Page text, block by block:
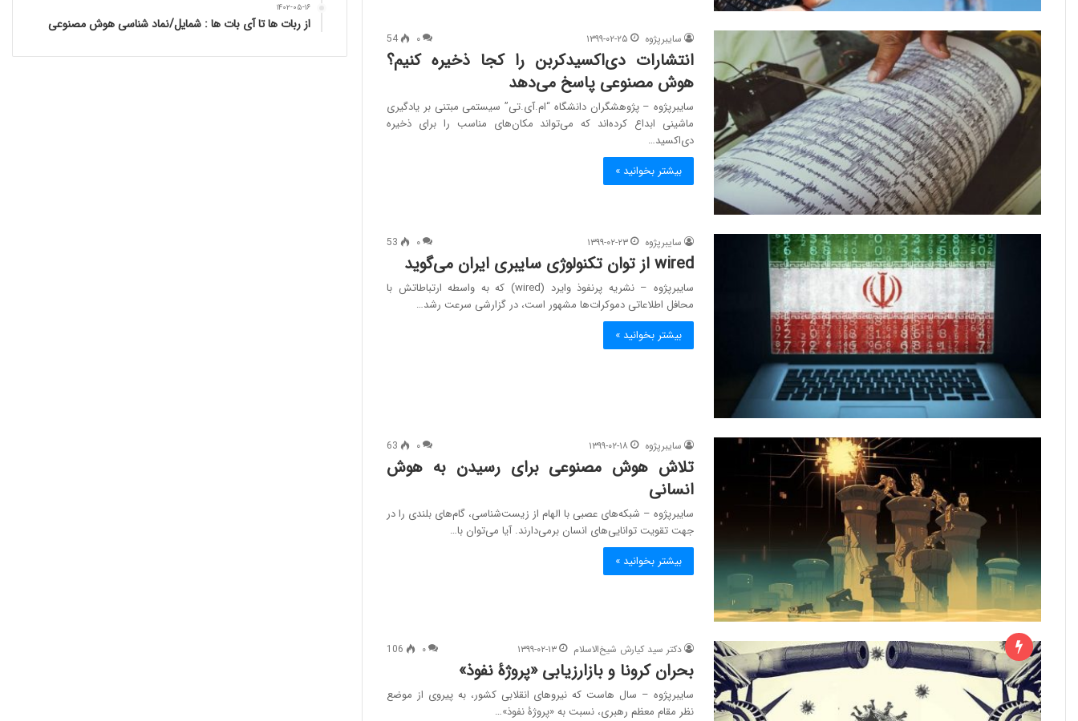
سایبرپژوه ۱۳۹۹-۰۲-۲۵ ۰ 54
انتشارات دی‌اکسید‌کربن را کجا ذخیره کنیم؟
هوش مصنوعی پاسخ می‌دهد
سایبرپژوه – پژوهشگران دانشگاه “ام.آی.تی” سیستمی مبتنی بر یادگیری
ماشینی ابداع کرده‌اند که می‌تواند مکان‌های مناسب را برای ذخیره
دی‌اکسید…
بیشتر بخوانید »
سایبرپژوه ۱۳۹۹-۰۲-۲۳ ۰ 53
wired از توان تکنولوژی سایبری ایران می‌گوید
سایبرپژوه – نشریه پرنفوذ وایرد (wired) که به واسطه ارتباطاتش با
محافل اطلاعاتی دموکرات‌ها مشهور است، در گزارشی سرعت رشد…
بیشتر بخوانید »
سایبرپژوه ۱۳۹۹-۰۲-۱۸ ۰ 63
تلاش هوش مصنوعی برای رسیدن به هوش
انسانی
سایبرپژوه – شبکه‌های عصبی با الهام از زیست‌شناسی، گام‌های بلندی را در
جهت تقویت توانایی‌های انسان برمی‌دارند. آیا می‌توان با…
بیشتر بخوانید »
دکتر سید کیارش شیخ‌الاسلام ۱۳۹۹-۰۲-۱۳ ۰ 106
بحران کرونا و بازارزیابی «پروژۀ نفوذ»
سایبرپژوه – سال هاست که نیروهای انقلابی کشور، به پیروی از موضع
نظر مقام معظم رهبری، نسبت به «پروژۀ نفوذ»…
۱۴۰۲-۰۵-۱۶
از ربات ها تا آی بات ها : شمایل/نماد شناسی هوش مصنوعی